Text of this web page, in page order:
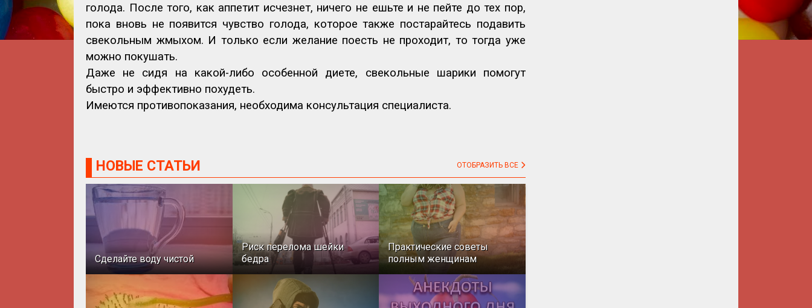
голода. После того, как аппетит исчезнет, ничего не ешьте и не пейте до тех пор,
пока вновь не появится чувство голода, которое также постарайтесь подавить
свекольным жмыхом. И только если желание поесть не проходит, то тогда уже
можно покушать.
Даже не сидя на какой-либо особенной диете, свекольные шарики помогут
быстро и эффективно похудеть.
Имеются противопоказания, необходима консультация специалиста.
НОВЫЕ СТАТЬИ ОТОБРАЗИТЬ ВСЕ
Сделайте воду чистой
Риск перелома шейки
бедра
Практические советы
полным женщинам